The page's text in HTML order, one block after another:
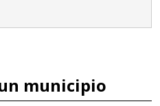
municipio